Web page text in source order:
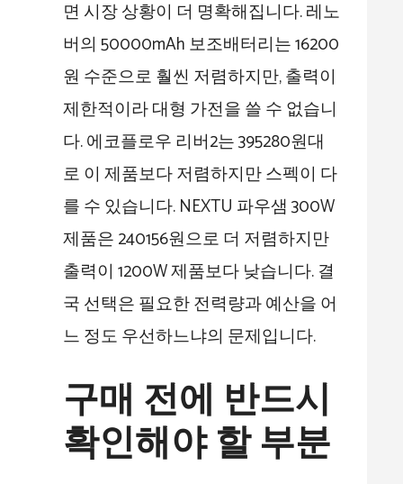
면 시장 상황이 더 명확해집니다. 레노
버의 50000mAh 보조배터리는 16200
원 수준으로 훨씬 저렴하지만, 출력이
제한적이라 대형 가전을 쓸 수 없습니
다. 에코플로우 리버2는 395280원대
로 이 제품보다 저렴하지만 스펙이 다
를 수 있습니다. NEXTU 파우샘 300W
제품은 240156원으로 더 저렴하지만
출력이 1200W 제품보다 낮습니다. 결
국 선택은 필요한 전력량과 예산을 어
느 정도 우선하느냐의 문제입니다.
구매 전에 반드시
확인해야 할 부분